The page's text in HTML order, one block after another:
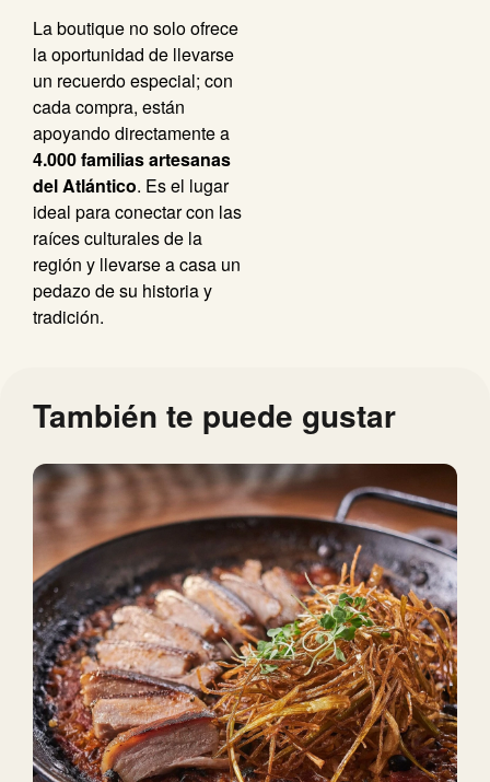
La boutique no solo ofrece
la oportunidad de llevarse
un recuerdo especial; con
cada compra, están
apoyando directamente a
4.000 familias artesanas
del Atlántico. Es el lugar
ideal para conectar con las
raíces culturales de la
región y llevarse a casa un
pedazo de su historia y
tradición.
También te puede gustar